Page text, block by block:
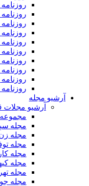
روزنامه
روزنامه
آرشیو مجله
آرشیو مجلات
مجموعه 20 هزار مجله قدیمی
مجله
مجله
مجله
مجله
مجله
مجله
مجله